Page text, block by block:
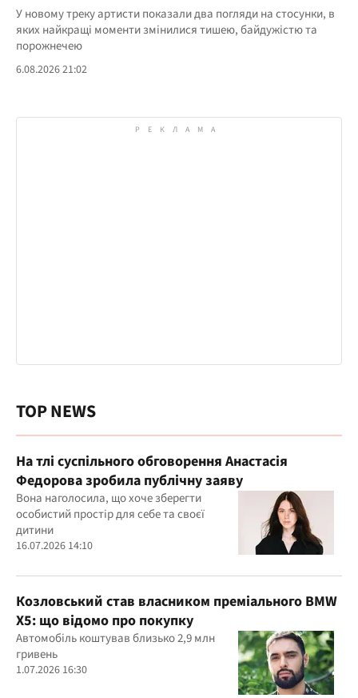
У новому треку артисти показали два погляди на стосунки, в
яких найкращі моменти змінилися тишею, байдужістю та
порожнечею
6.08.2026 21:02
TOP NEWS
На тлі суспільного обговорення Анастасія
Федорова зробила публічну заяву
Вона наголосила, що хоче зберегти
особистий простір для себе та своєї
дитини
16.07.2026 14:10
Козловський став власником преміального BMW
X5: що відомо про покупку
Автомобіль коштував близько 2,9 млн
гривень
1.07.2026 16:30